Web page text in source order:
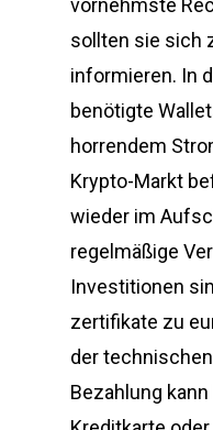
vornehmste
sollten sie sich
informieren. In
benötigte
horrendem
Krypto-Markt
wieder im
regelmäßige
Investitionen
zertifikate zu
der
Bezahlung